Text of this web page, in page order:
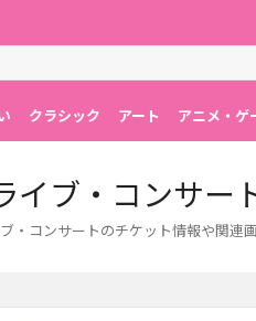
クラシック アート アニメ・ゲ
ブ・コンサー
コンサートのチケット情報や関連